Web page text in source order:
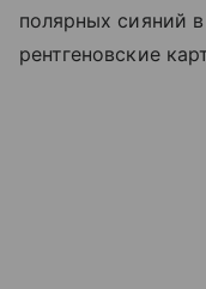
полярных сияний
рентгеновские